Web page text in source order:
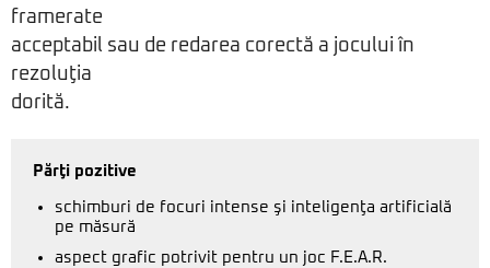
framerate
acceptabil sau de redarea corectă a jocului în
rezoluţia
dorită.
Părţi pozitive
schimburi de focuri intense şi inteligenţa artificială
pe măsură
aspect grafic potrivit pentru un joc F.E.A.R.